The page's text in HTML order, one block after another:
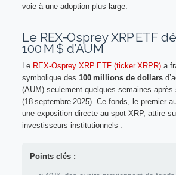
voie à une adoption plus large.
Le REX‑Osprey XRP ETF
100 M $ d’AUM
Le REX‑Osprey XRP ETF (ticker XRPR)a
symbolique des 100 millions de dollars
(AUM) seulement quelques semaines après
(18 septembre 2025). Ce fonds, le premier
une exposition directe au spot XRP, attire
investisseurs institutionnels :
Points clés :